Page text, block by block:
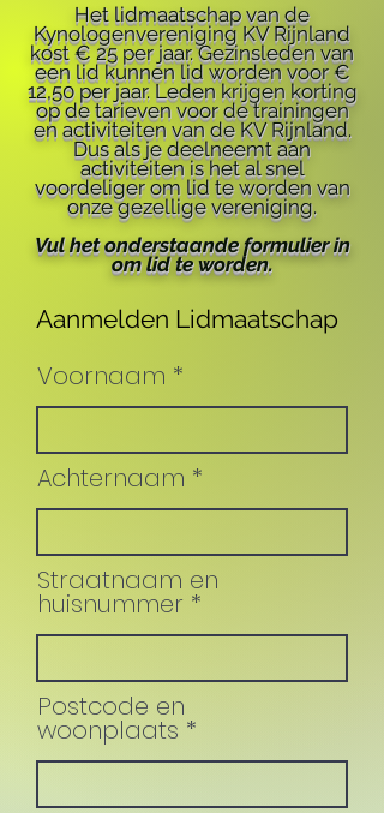
Het lidmaatschap van de
Kynologenvereniging KV Rijnland
kost € 25 per jaar. Gezinsleden van
een lid kunnen lid worden voor €
12,50 per jaar. Leden krijgen korting
op de tarieven voor de trainingen
en activiteiten van de KV Rijnland.
Dus als je deelneemt aan
activiteiten is het al snel
voordeliger om lid te worden van
onze gezellige vereniging.
Vul het onderstaande formulier in
om lid te worden.
Aanmelden Lidmaatschap
Voornaam
Achternaam
Straatnaam en
huisnummer
Postcode en
woonplaats